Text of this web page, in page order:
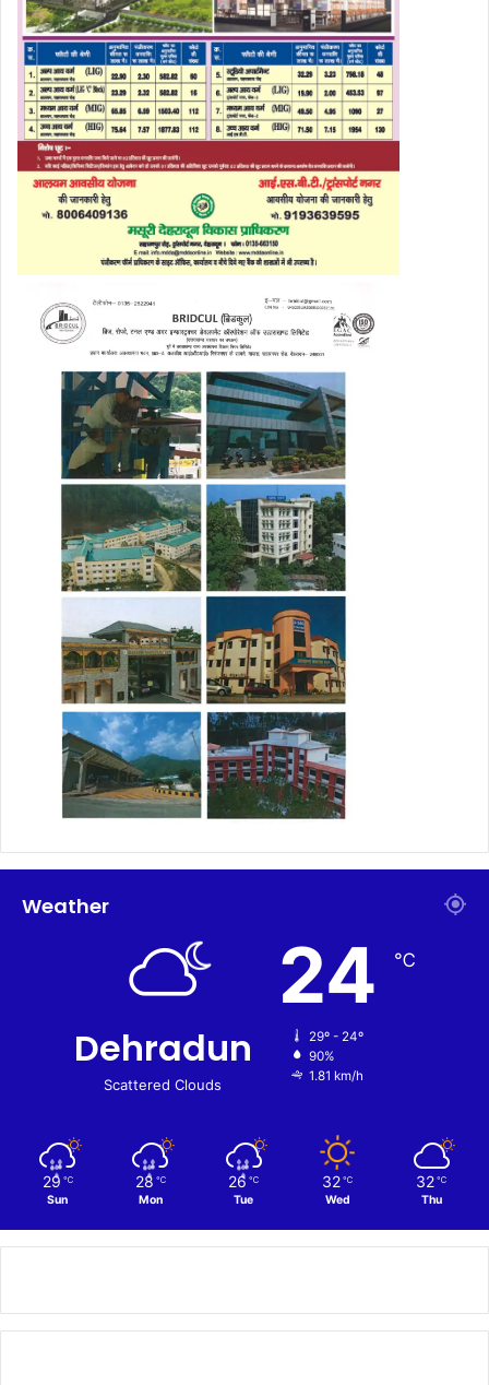
Weather
Dehradun
Scattered Clouds
24 ℃
29º - 24º
90%
1.81 km/h
29 ℃
Sun
28 ℃
Mon
26 ℃
Tue
32 ℃
Wed
32 ℃
Thu